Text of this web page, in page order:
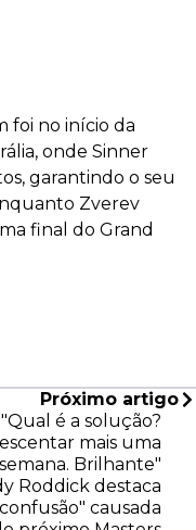
foi no início da
onde Sinner
garantindo o seu
Zverev
final do Grand
Próximo artigo
"Qual é a solução?
mais uma
semana. Brilhante"
Roddick destaca
causada